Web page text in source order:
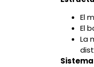
El
El
La